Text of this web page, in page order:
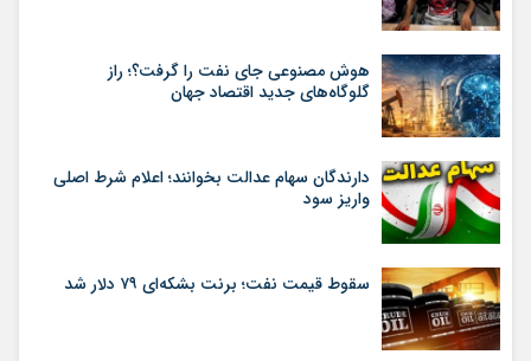
هوش مصنوعی جای نفت را گرفت؟؛ راز
گلوگاه‌های جدید اقتصاد جهان
دارندگان سهام عدالت بخوانند؛ اعلام شرط اصلی
واریز سود
سقوط قیمت نفت؛ برنت بشکه‌ای ۷۹ دلار شد